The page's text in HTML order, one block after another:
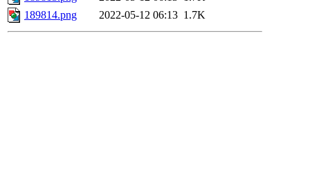
189814.png
2022-05-12 06:13 1.7K